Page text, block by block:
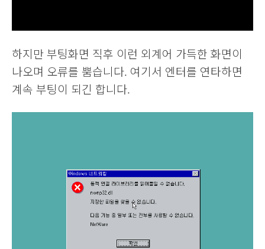
하지만 부팅화면 직후 이런 외계어 가득한 화면이
나오며 오류를 뿜습니다. 여기서 엔터를 연타하면
계속 부팅이 되긴 합니다.